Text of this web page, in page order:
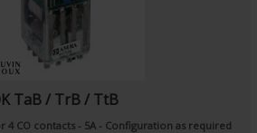
TaB / TrB / TtB
4 CO contacts - 5A - Configuration as required